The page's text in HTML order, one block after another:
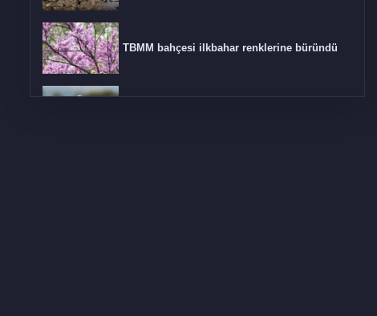
TBMM bahçesi ilkbahar renklerine büründü